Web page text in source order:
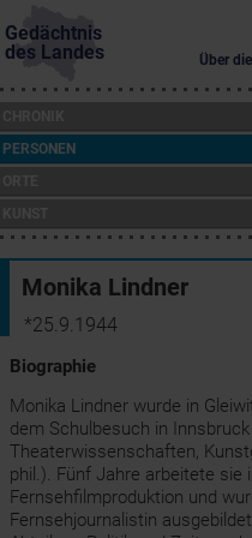
Gedächtnis
des Landes
Über
PERSONEN
Monika Lindner
*25.9.1944
Biographie
Monika Lindner wurde in
dem Schulbesuch in
Theaterwissenschaften,
phil.). Fünf Jahre arbeitete sie
Fernsehfilmproduktion und
Fernsehjournalistin